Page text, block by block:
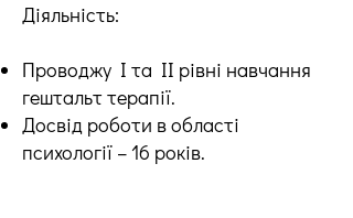
Діяльність:
Проводжу І та ІІ рівні навчання
гештальт терапії.
Досвід роботи в області
психології – 16 років.